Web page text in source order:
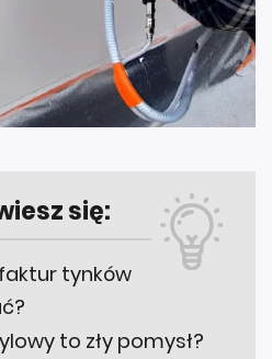
się:
tynków
to zły pomysł?